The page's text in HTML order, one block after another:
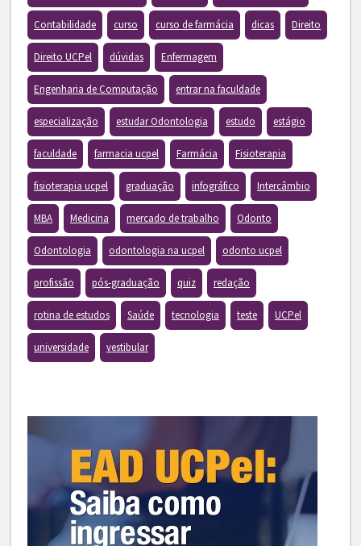
Contabilidade curso curso de farmácia dicas Direito
Direito UCPel dúvidas Enfermagem
Engenharia de Computação entrar na faculdade
especialização estudar Odontologia estudo estágio
faculdade farmacia ucpel Farmácia Fisioterapia
fisioterapia ucpel graduação infográfico Intercâmbio
MBA Medicina mercado de trabalho Odonto
Odontologia odontologia na ucpel odonto ucpel
profissão pós-graduação quiz redação
rotina de estudos Saúde tecnologia teste UCPel
universidade vestibular